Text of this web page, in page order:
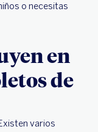
o necesitas
en
de
varios